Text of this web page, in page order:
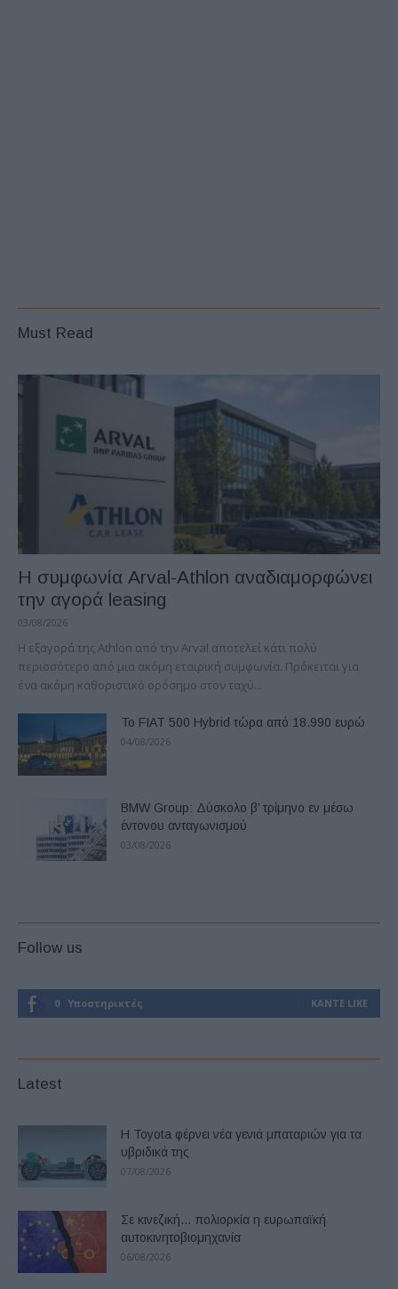
Must Read
Η συμφωνία Arval-Athlon αναδιαμορφώνει
την αγορά leasing
03/08/2026
Η εξαγορά της Athlon από την Arval αποτελεί κάτι πολύ
περισσότερο από μια ακόμη εταιρική συμφωνία. Πρόκειται για
ένα ακόμη καθοριστικό ορόσημο στον ταχύ...
Το FIAT 500 Hybrid τώρα από 18.990 ευρώ
04/08/2026
BMW Group: Δύσκολο β’ τρίμηνο εν μέσω
έντονου ανταγωνισμού
03/08/2026
Follow us
0 Υποστηρικτές ΚΆΝΤΕ LIKE
Latest
Η Toyota φέρνει νέα γενιά μπαταριών για τα
υβριδικά της
07/08/2026
Σε κινεζική… πολιορκία η ευρωπαϊκή
αυτοκινητοβιομηχανία
06/08/2026